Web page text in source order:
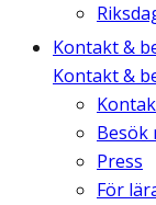
Kontakt &
Kontakt &
Besök
Press
För